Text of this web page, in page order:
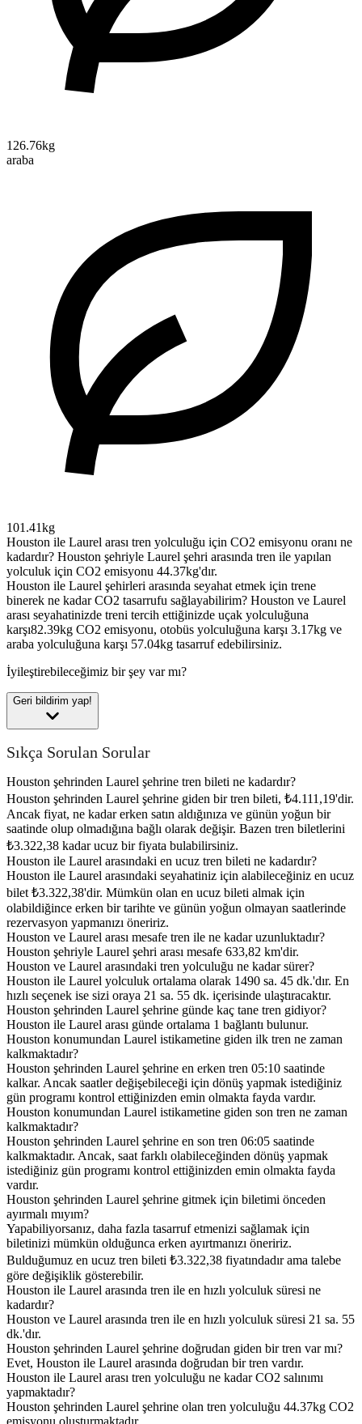
126.76kg
araba
101.41kg
Houston ile Laurel arası tren yolculuğu için CO2 emisyonu oranı ne
kadardır? Houston şehriyle Laurel şehri arasında tren ile yapılan
yolculuk için CO2 emisyonu 44.37kg'dır.
Houston ile Laurel şehirleri arasında seyahat etmek için trene
binerek ne kadar CO2 tasarrufu sağlayabilirim? Houston ve Laurel
arası seyahatinizde treni tercih ettiğinizde uçak yolculuğuna
karşı82.39kg CO2 emisyonu, otobüs yolculuğuna karşı 3.17kg ve
araba yolculuğuna karşı 57.04kg tasarruf edebilirsiniz.
İyileştirebileceğimiz bir şey var mı?
Geri bildirim yap!
Sıkça Sorulan Sorular
Houston şehrinden Laurel şehrine tren bileti ne kadardır?
Houston şehrinden Laurel şehrine giden bir tren bileti, ₺4.111,19'dir.
Ancak fiyat, ne kadar erken satın aldığınıza ve günün yoğun bir
saatinde olup olmadığına bağlı olarak değişir. Bazen tren biletlerini
₺3.322,38 kadar ucuz bir fiyata bulabilirsiniz.
Houston ile Laurel arasındaki en ucuz tren bileti ne kadardır?
Houston ile Laurel arasındaki seyahatiniz için alabileceğiniz en ucuz
bilet ₺3.322,38'dir. Mümkün olan en ucuz bileti almak için
olabildiğince erken bir tarihte ve günün yoğun olmayan saatlerinde
rezervasyon yapmanızı öneririz.
Houston ve Laurel arası mesafe tren ile ne kadar uzunluktadır?
Houston şehriyle Laurel şehri arası mesafe 633,82 km'dir.
Houston ve Laurel arasındaki tren yolculuğu ne kadar sürer?
Houston ile Laurel yolculuk ortalama olarak 1490 sa. 45 dk.'dır. En
hızlı seçenek ise sizi oraya 21 sa. 55 dk. içerisinde ulaştıracaktır.
Houston şehrinden Laurel şehrine günde kaç tane tren gidiyor?
Houston ile Laurel arası günde ortalama 1 bağlantı bulunur.
Houston konumundan Laurel istikametine giden ilk tren ne zaman
kalkmaktadır?
Houston şehrinden Laurel şehrine en erken tren 05:10 saatinde
kalkar. Ancak saatler değişebileceği için dönüş yapmak istediğiniz
gün programı kontrol ettiğinizden emin olmakta fayda vardır.
Houston konumundan Laurel istikametine giden son tren ne zaman
kalkmaktadır?
Houston şehrinden Laurel şehrine en son tren 06:05 saatinde
kalkmaktadır. Ancak, saat farklı olabileceğinden dönüş yapmak
istediğiniz gün programı kontrol ettiğinizden emin olmakta fayda
vardır.
Houston şehrinden Laurel şehrine gitmek için biletimi önceden
ayırmalı mıyım?
Yapabiliyorsanız, daha fazla tasarruf etmenizi sağlamak için
biletinizi mümkün olduğunca erken ayırtmanızı öneririz.
Bulduğumuz en ucuz tren bileti ₺3.322,38 fiyatındadır ama talebe
göre değişiklik gösterebilir.
Houston ile Laurel arasında tren ile en hızlı yolculuk süresi ne
kadardır?
Houston ve Laurel arasında tren ile en hızlı yolculuk süresi 21 sa. 55
dk.'dır.
Houston şehrinden Laurel şehrine doğrudan giden bir tren var mı?
Evet, Houston ile Laurel arasında doğrudan bir tren vardır.
Houston ile Laurel arası tren yolculuğu ne kadar CO2 salınımı
yapmaktadır?
Houston şehrinden Laurel şehrine olan tren yolculuğu 44.37kg CO2